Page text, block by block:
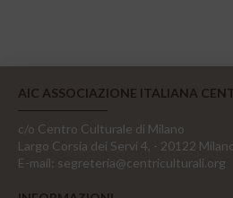
AIC ASSOCIAZIONE ITALIANA
c/o Centro Culturale di Milano
Largo Corsia dei Servi 4, - 20122
E-mail: segreteria@centriculturali.org